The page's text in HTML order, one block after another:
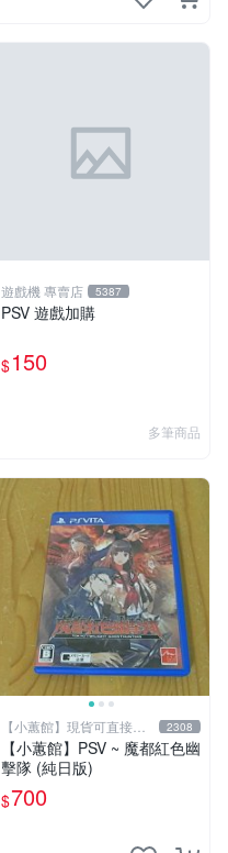
遊戲機 專賣店 5387
PSV 遊戲加購
$150
多筆商品
【小蕙館】現貨可直接下
標
2308
【小蕙館】PSV ~ 魔都紅色幽
擊隊 (純日版)
$700